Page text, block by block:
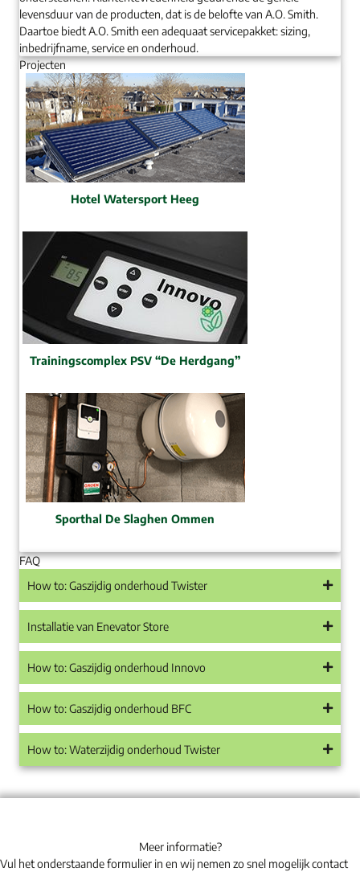
levensduur van de producten, dat is de belofte van A.O. Smith.
Daartoe biedt A.O. Smith een adequaat servicepakket: sizing,
inbedrijfname, service en onderhoud.
Projecten
Hotel Watersport Heeg
Trainingscomplex PSV “De Herdgang”
Sporthal De Slaghen Ommen
FAQ
How to: Gaszijdig onderhoud Twister
Installatie van Enevator Store
How to: Gaszijdig onderhoud Innovo
How to: Gaszijdig onderhoud BFC
How to: Waterzijdig onderhoud Twister
Meer informatie?
Vul het onderstaande formulier in en wij nemen zo snel mogelijk contact